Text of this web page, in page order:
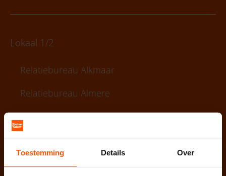
Toestemming Details Over
Lokaal 1/2
Relatiebureau Alkmaar
Relatiebureau Almere
Relatiebureau Almelo
Relatiebureau Amersfoort